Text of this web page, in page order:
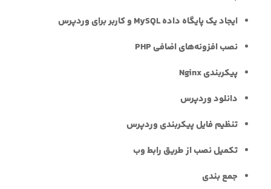
ایجاد یک پایگاه داده MySQL و کاربر برای وردپرس
نصب افزونه‌های اضافی PHP
پیکربندی Nginx
دانلود وردپرس
تنظیم فایل پیکربندی وردپرس
تکمیل نصب از طریق رابط وب
جمع بندی